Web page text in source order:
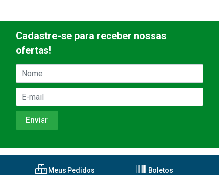
Cadastre-se para receber nossas
ofertas!
Meus Pedidos Boletos